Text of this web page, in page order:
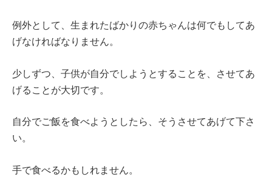
例外として、生まれたばかりの赤ちゃんは何でもしてあ
げなければなりません。
少しずつ、子供が自分でしようとすることを、させてあ
げることが大切です。
自分でご飯を食べようとしたら、そうさせてあげて下さ
い。
手で食べるかもしれません。